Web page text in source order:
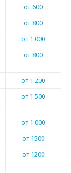
от 600
от 800
от 1 000
от 800
от 1 200
от 1 500
от 1 000
от 1500
от 1200